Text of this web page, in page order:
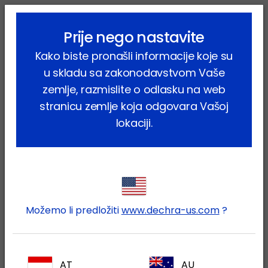
lock_outline search menu
Proizvodi
Farmaceutski proizvodi
Mastiquick
lockPrijavite se na Vaš Dechra
Prije nego nastavite
Kako biste pronašli informacije koje su
u skladu sa zakonodavstvom Vaše
zemlje, razmislite o odlasku na web
stranicu zemlje koja odgovara Vašoj
lokaciji.
Možemo li predložitiwww.dechra-us.com?
AT AU